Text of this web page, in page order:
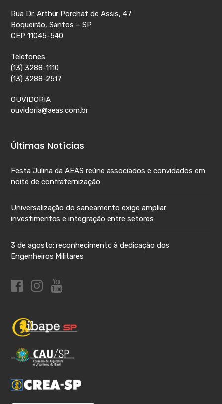
Rua Dr. Arthur Porchat de Assis, 47
Boqueirão, Santos – SP
CEP 11045-540
Telefones:
(13) 3288-1110
(13) 3288-2517
OUVIDORIA
ouvidoria@aeas.com.br
Últimas Notícias
Festa Julina da AEAS reúne associados e convidados em
noite de confraternização
Universalização do saneamento exige ampliar
investimentos e integração entre setores
3 de agosto: reconhecimento à dedicação dos
Engenheiros Militares